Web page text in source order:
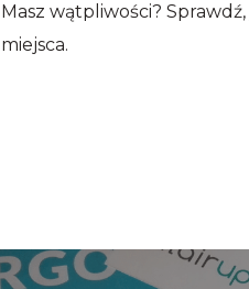
Masz wątpliwości? Sprawdź,
miejsca.